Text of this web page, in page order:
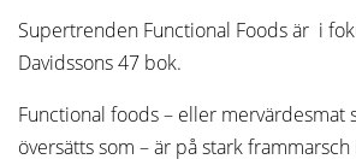
Supertrenden Functional Foods är i
Davidssons 47 bok.
Functional foods – eller mervärdesmat
översätts som – är på stark